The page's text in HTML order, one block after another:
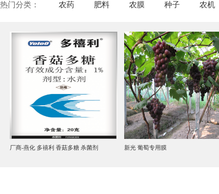
热门分类： 农药 肥料 农膜 种子 农机
厂商-燕化 多禧利 香菇多糖 杀菌剂 新光 葡萄专用膜